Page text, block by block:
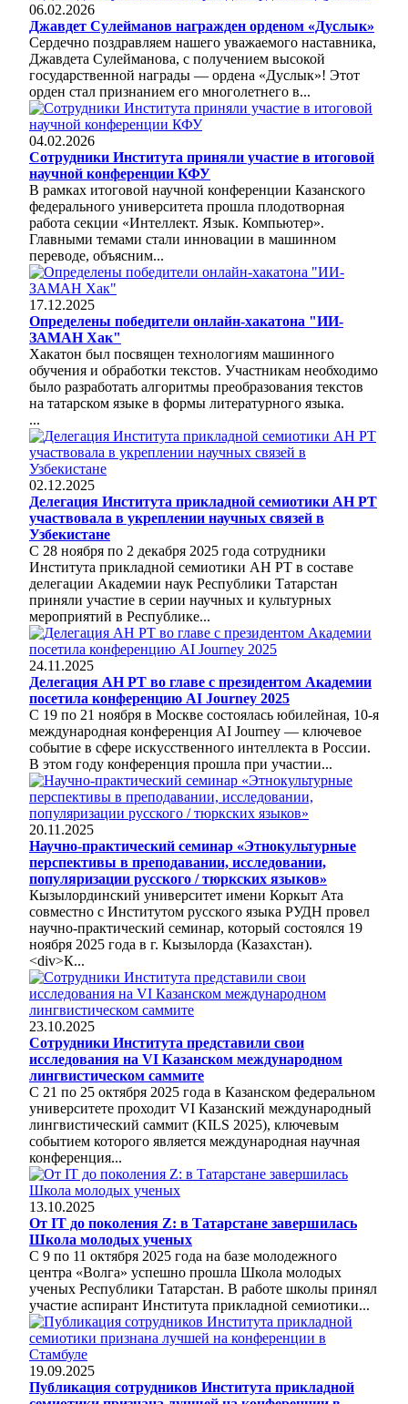
06.02.2026
Джавдет Сулейманов награжден орденом «Дуслык»
Сердечно поздравляем нашего уважаемого наставника,
Джавдета Сулейманова, с получением высокой
государственной награды — ордена «Дуслык»! Этот
орден стал признанием его многолетнего в...
04.02.2026
Сотрудники Института приняли участие в итоговой
научной конференции КФУ
В рамках итоговой научной конференции Казанского
федерального университета прошла плодотворная
работа секции «Интеллект. Язык. Компьютер».
Главными темами стали инновации в машинном
переводе, объясним...
17.12.2025
Определены победители онлайн-хакатона "ИИ-
ЗАМАН Хак"
Хакатон был посвящен технологиям машинного
обучения и обработки текстов. Участникам необходимо
было разработать алгоритмы преобразования текстов
на татарском языке в формы литературного языка.
...
02.12.2025
Делегация Института прикладной семиотики АН РТ
участвовала в укреплении научных связей в
Узбекистане
С 28 ноября по 2 декабря 2025 года сотрудники
Института прикладной семиотики АН РТ в составе
делегации Академии наук Республики Татарстан
приняли участие в серии научных и культурных
мероприятий в Республике...
24.11.2025
Делегация АН РТ во главе с президентом Академии
посетила конференцию AI Journey 2025
С 19 по 21 ноября в Москве состоялась юбилейная, 10-я
международная конференция AI Journey — ключевое
событие в сфере искусственного интеллекта в России.
В этом году конференция прошла при участии...
20.11.2025
Научно-практический семинар «Этнокультурные
перспективы в преподавании, исследовании,
популяризации русского / тюркских языков»
Кызылординский университет имени Коркыт Ата
совместно с Институтом русского языка РУДН провел
научно-практический семинар, который состоялся 19
ноября 2025 года в г. Кызылорда (Казахстан).
<div>К...
23.10.2025
Сотрудники Института представили свои
исследования на VI Казанском международном
лингвистическом саммите
С 21 по 25 октября 2025 года в Казанском федеральном
университете проходит VI Казанский международный
лингвистический саммит (KILS 2025), ключевым
событием которого является международная научная
конференция...
13.10.2025
От IT до поколения Z: в Татарстане завершилась
Школа молодых ученых
С 9 по 11 октября 2025 года на базе молодежного
центра «Волга» успешно прошла Школа молодых
ученых Республики Татарстан. В работе школы принял
участие аспирант Института прикладной семиотики...
19.09.2025
Публикация сотрудников Института прикладной